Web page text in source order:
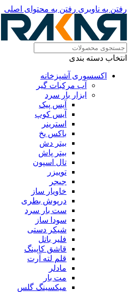
رفتن به ناوبری رفتن به محتوای اصلی
انتخاب دسته بندی
اکسسوری آشپزخانه
آب مرکبات گیر
ابزار بار سرد
آیس پیک
آیس کوپ
استرینر
باکس یخ
بیتر دش
بیتر پاش
تال اسپون
توییزر
جیجر
خاویار ساز
درپوش بطری
ست بار سرد
سودا ساز
شیکر دستی
فلیر باتل
قاشق کاپینگ
قلم لته آرت
مادلر
مت بار
میکسینگ گلس